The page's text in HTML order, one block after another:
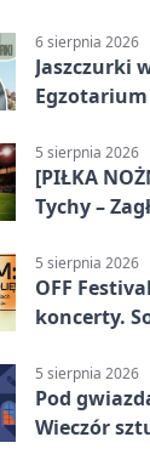
6 sierpnia 2026
Jaszczurki
5 sierpnia 2026
[PIŁKA
Tychy –
przed
5 sierpnia 2026
OFF
koncerty.
5 sierpnia 2026
Pod
Wieczór